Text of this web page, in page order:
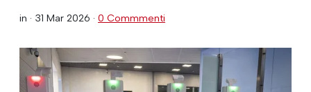
in · 31 Mar 2026 · 0 Commmenti